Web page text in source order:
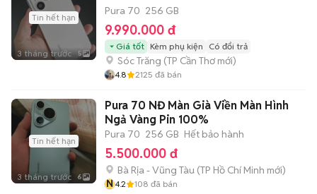
Tin hết hạn
3 tháng trước 5
Pura 70 256 GB
9.990.000 đ
Giá tốt Kèm phụ kiện Có đổi trả
Sóc Trăng (TP Cần Thơmới)
4.8 2125 đã bán
Tin hết hạn
3 tháng trước 6
Pura 70 NĐ Màn Già Viền Màn Hình
Ngả Vàng Pin 100%
Pura 70 256 GB Hết bảo hành
5.500.000 đ
Bà Rịa - Vũng Tàu (TP Hồ Chí Minh mới)
N4.2 108 đã bán